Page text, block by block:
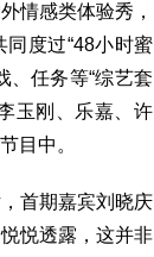
感类体验秀，
度过“48小时蜜
、任务等“综艺套
玉刚、乐嘉、许
目中。
首期嘉宾刘晓庆
悦透露，这并非